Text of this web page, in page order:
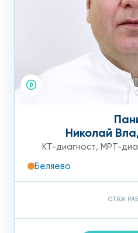
Николай
КТ-диагност, МРТ-
Беляево
СТАЖ